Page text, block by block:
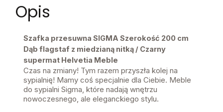
Opis
Szafka przesuwna SIGMA Szerokość 200 cm
Dąb flagstaf z miedzianą nitką / Czarny
supermat Helvetia Meble
Czas na zmiany! Tym razem przyszła kolej na
sypialnię! Mamy coś specjalnie dla Ciebie. Meble
do sypialni Sigma, które nadają wnętrzu
nowoczesnego, ale eleganckiego stylu.